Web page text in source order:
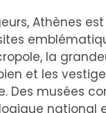
Athènes
la
et les
Des musées
national